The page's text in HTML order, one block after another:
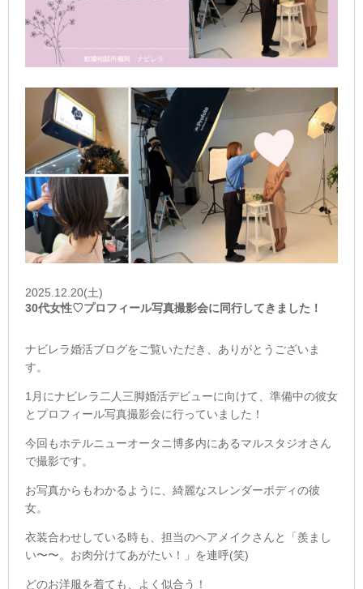
2025.12.20(土)
30代女性♡プロフィール写真撮影会に同行してきました！
ナビレラ婚活ブログをご覧いただき、ありがとうございま
す。
1月にナビレラ二人三脚婚活デビューに向けて、準備中の彼女
とプロフィール写真撮影会に行っていました！
今回もホテルニューオータニ博多内にあるマルスタジオさん
で撮影です。
お写真からもわかるように、綺麗なスレンダーボディの彼
女。
衣装合わせしている時も、担当のヘアメイクさんと「羨まし
い〜〜。お肉分けてあがたい！」を連呼(笑)
どのお洋服を着ても、よく似合う！